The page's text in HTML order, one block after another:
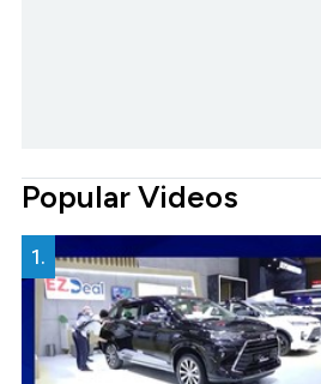
Popular Videos
1.